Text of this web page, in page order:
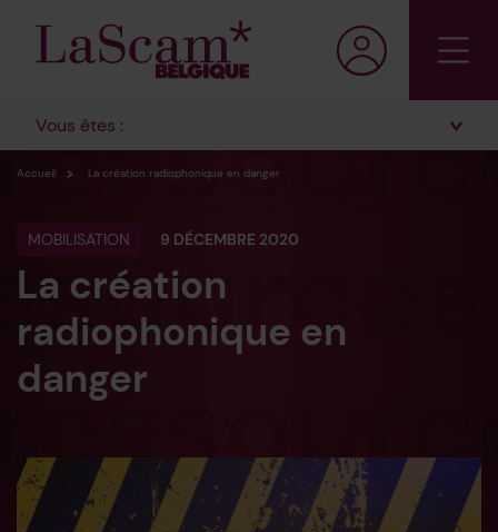
Vous êtes :
Accueil La création radiophonique en danger
MOBILISATION 9 DÉCEMBRE 2020
La création
radiophonique en
danger